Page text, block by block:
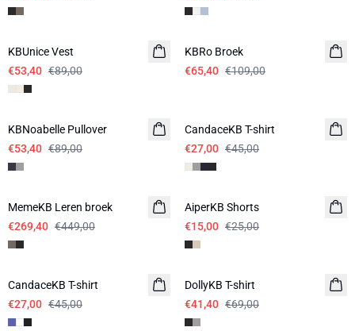
-40%
KBUnice Vest
€53,40 €89,00
-40%
KBRo Broek
€65,40 €109,00
-40%
KBNoabelle Pullover
€53,40 €89,00
CandaceKB T-shirt
€27,00 €45,00
-40%
MemeKB Leren broek
€269,40 €449,00
-40%
AiperKB Shorts
€15,00 €25,00
-40%
CandaceKB T-shirt
€27,00 €45,00
-40%
DollyKB T-shirt
€41,40 €69,00
-40% -40%